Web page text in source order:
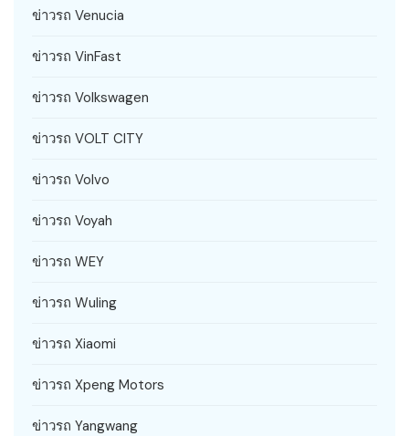
ข่าวรถ Venucia
ข่าวรถ VinFast
ข่าวรถ Volkswagen
ข่าวรถ VOLT CITY
ข่าวรถ Volvo
ข่าวรถ Voyah
ข่าวรถ WEY
ข่าวรถ Wuling
ข่าวรถ Xiaomi
ข่าวรถ Xpeng Motors
ข่าวรถ Yangwang